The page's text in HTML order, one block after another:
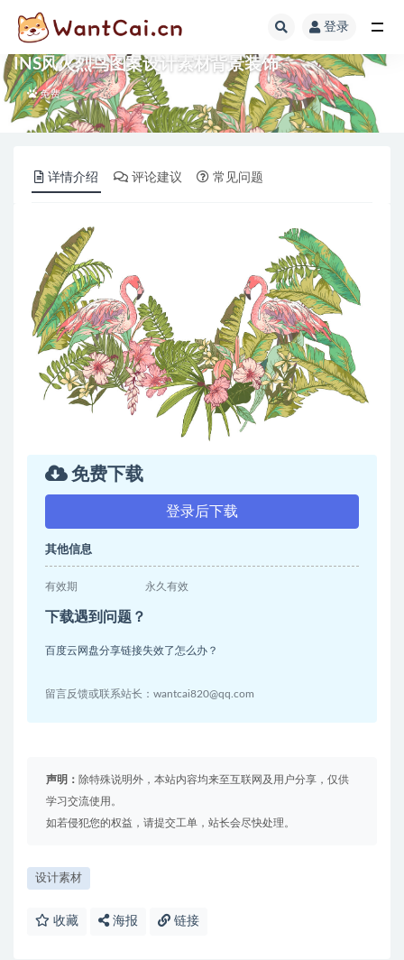
登录
INS风火烈鸟图案设计素材背景装饰
免费
详情介绍 评论建议 常见问题
免费下载
登录后下载
其他信息
有效期 永久有效
下载遇到问题？
百度云网盘分享链接失效了怎么办？
留言反馈或联系站长：wantcai820@qq.com
声明： 除特殊说明外，本站内容均来至互联网及用户分享，仅供
学习交流使用。
如若侵犯您的权益，请提交工单，站长会尽快处理。
设计素材
收藏 海报 链接